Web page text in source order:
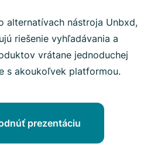
alternatívach nástroja Unbxd,
riešenie vyhľadávania a
vrátane jednoduchej
s akoukoľvek platformou.
prezentáciu